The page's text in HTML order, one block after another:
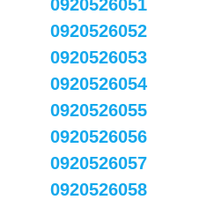
0920526051
0920526052
0920526053
0920526054
0920526055
0920526056
0920526057
0920526058